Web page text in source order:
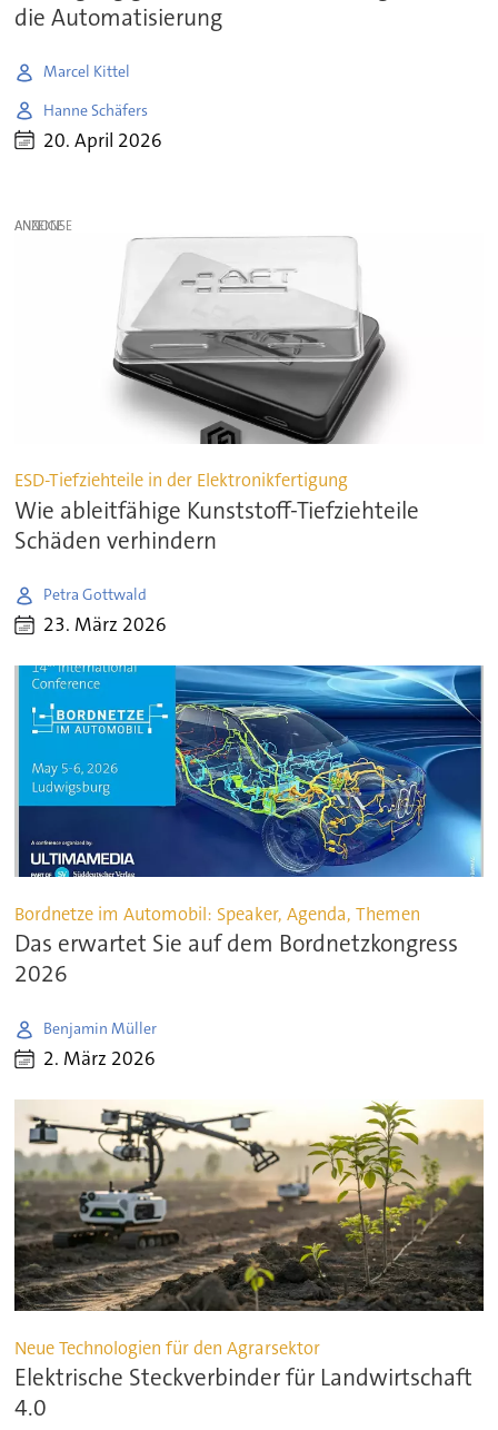
die Automatisierung
Marcel Kittel
Hanne Schäfers
20. April 2026
ANZEIGE
ESD-Tiefziehteile in der Elektronikfertigung
Wie ableitfähige Kunststoff-Tiefziehteile
Schäden verhindern
Petra Gottwald
23. März 2026
Bordnetze im Automobil: Speaker, Agenda, Themen
Das erwartet Sie auf dem Bordnetzkongress
2026
Benjamin Müller
2. März 2026
Neue Technologien für den Agrarsektor
Elektrische Steckverbinder für Landwirtschaft
4.0